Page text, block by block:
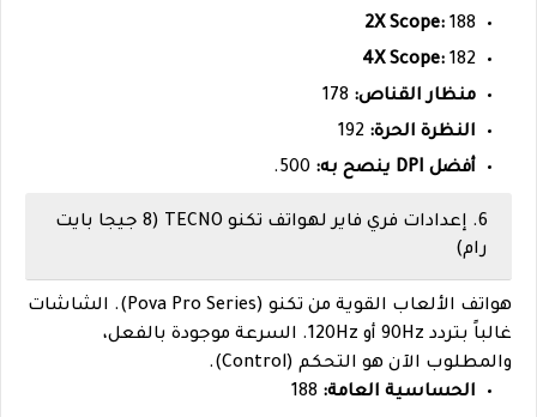
2X Scope: 188
4X Scope: 182
منظار القناص:
النظرة الحرة:
أفضل DPI ينصح به:
6. إعدادات فري فاير لهواتف تكنو TECNO (8 جيجا بايت
رام)
هواتف الألعاب القوية من تكنو (Pova Pro Series). الشاشات
غالباً بتردد 90Hz أو 120Hz. السرعة موجودة بالفعل،
والمطلوب الآن هو التحكم (Control).
الحساسية العامة: